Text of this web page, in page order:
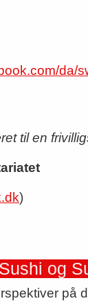
da/
til en
)
og
på